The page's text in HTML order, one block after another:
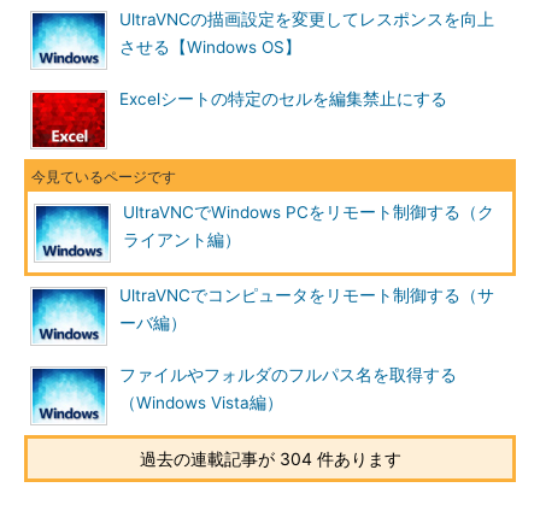
インストール・オプションの選択
クライアント（ビューア）として利用するために
は、［UltraVNC ビューア］が最低限必要。だがデ
ィスクに余裕があるなら、フルインストールして
おいてもよいだろう。
（1）これを選択する。
はオプション。
インストール・ウィザードの途中で［追加タスクの選択］画面
が表示されるので、適宜選択しておく。ビューアしか利用しない
UltraVNCの描画設定を変更してレスポンスを向上
させる【Windows OS】
Excelシートの特定のセルを編集禁止にする
UltraVNCでWindows PCをリモート制御する（ク
ライアント編）
UltraVNCでコンピュータをリモート制御する（サ
ーバ編）
ファイルやフォルダのフルパス名を取得する
（Windows Vista編）
過去の連載記事が 304 件あります